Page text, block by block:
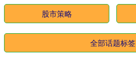
股市策略
全部话题标签